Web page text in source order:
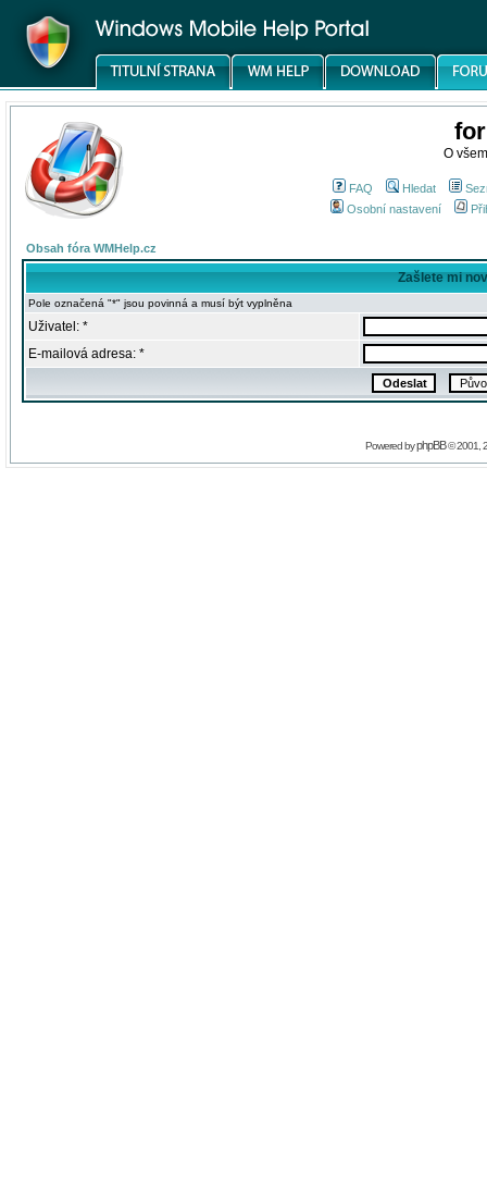
O
FAQ Hledat
Osobní nastavení
Obsah fóra WMHelp.cz
Zašlete mi
Pole označená "*" jsou povinná a musí být vyplněna
Uživatel: *
E-mailová adresa: *
Powered byphpBB© 2001,